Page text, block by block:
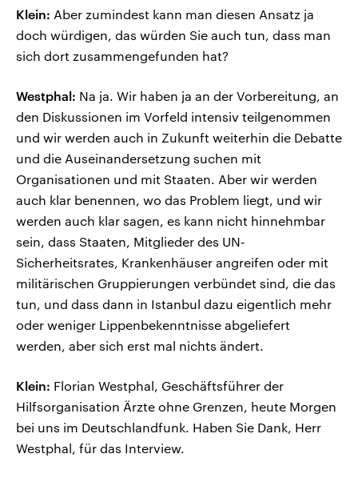
Klein: Aber zumindest kann man diesen Ansatz ja
doch würdigen, das würden Sie auch tun, dass man
sich dort zusammengefunden hat?
Westphal: Na ja. Wir haben ja an der Vorbereitung, an
den Diskussionen im Vorfeld intensiv teilgenommen
und wir werden auch in Zukunft weiterhin die Debatte
und die Auseinandersetzung suchen mit
Organisationen und mit Staaten. Aber wir werden
auch klar benennen, wo das Problem liegt, und wir
werden auch klar sagen, es kann nicht hinnehmbar
sein, dass Staaten, Mitglieder des UN-
Sicherheitsrates, Krankenhäuser angreifen oder mit
militärischen Gruppierungen verbündet sind, die das
tun, und dass dann in Istanbul dazu eigentlich mehr
oder weniger Lippenbekenntnisse abgeliefert
werden, aber sich erst mal nichts ändert.
Klein: Florian Westphal, Geschäftsführer der
Hilfsorganisation Ärzte ohne Grenzen, heute Morgen
bei uns im Deutschlandfunk. Haben Sie Dank, Herr
Westphal, für das Interview.